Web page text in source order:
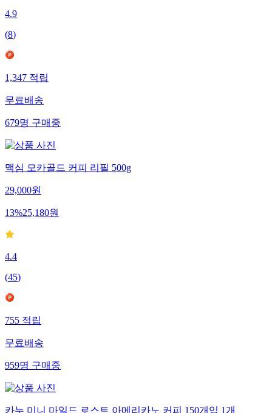
4.9
(8)
1,347적립
무료배송
679명구매중
맥심 모카골드 커피 리필 500g
29,000원
13%25,180원
4.4
(45)
755적립
무료배송
959명구매중